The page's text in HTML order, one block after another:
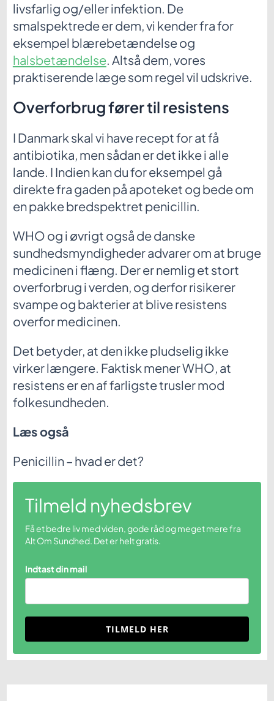
livsfarlig og/eller infektion. De
smalspektrede er dem, vi kender fra for
eksempel blærebetændelse og
halsbetændelse. Altså dem, vores
praktiserende læge som regel vil udskrive.
Overforbrug fører til resistens
I Danmark skal vi have recept for at få
antibiotika, men sådan er det ikke i alle
lande. I Indien kan du for eksempel gå
direkte fra gaden på apoteket og bede om
en pakke bredspektret penicillin.
WHO og i øvrigt også de danske
sundhedsmyndigheder advarer om at bruge
medicinen i flæng. Der er nemlig et stort
overforbrug i verden, og derfor risikerer
svampe og bakterier at blive resistens
overfor medicinen.
Det betyder, at den ikke pludselig ikke
virker længere. Faktisk mener WHO, at
resistens er en af farligste trusler mod
folkesundheden.
Læs også
Penicillin – hvad er det?
Tilmeld nyhedsbrev
Få et bedre liv med viden, gode råd og meget mere fra
Alt Om Sundhed. Det er helt gratis.
Indtast din mail
TILMELD HER